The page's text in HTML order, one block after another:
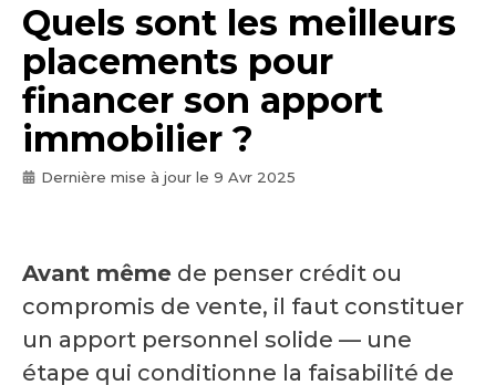
Quels sont les meilleurs
placements pour
financer son apport
immobilier ?
Dernière mise à jour le 9 Avr 2025
Avant même de penser crédit ou
compromis de vente, il faut constituer
un apport personnel solide — une
étape qui conditionne la faisabilité de